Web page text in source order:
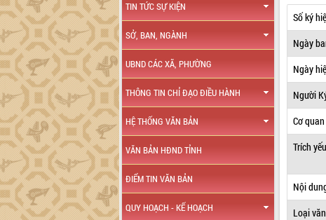
TIN TỨC SỰ KIỆN
SỞ, BAN, NGÀNH
UBND CÁC XÃ, PHƯỜNG
THÔNG TIN CHỈ ĐẠO ĐIỀU HÀNH
HỆ THỐNG VĂN BẢN
VĂN BẢN HĐND TỈNH
ĐIỂM TIN VĂN BẢN
QUY HOẠCH - KẾ HOẠCH
Số ký
Ngày
Ngày
Người
Cơ
Trích yếu
Nội
Loại